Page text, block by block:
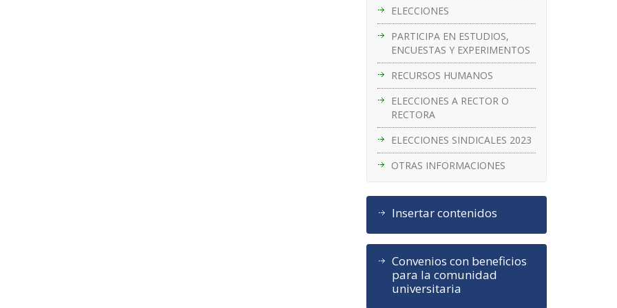
ELECCIONES
PARTICIPA EN ESTUDIOS,
ENCUESTAS Y EXPERIMENTOS
RECURSOS HUMANOS
ELECCIONES A RECTOR O
RECTORA
ELECCIONES SINDICALES 2023
OTRAS INFORMACIONES
Insertar contenidos
Convenios con beneficios
para la comunidad
universitaria